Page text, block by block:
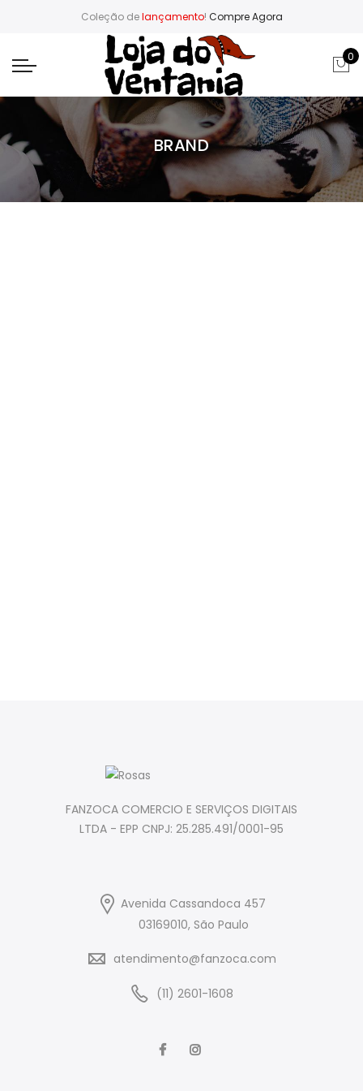
Coleção delançamento! Compre Agora
0
BRAND
FANZOCA COMERCIO E SERVIÇOS DIGITAIS
LTDA - EPP CNPJ: 25.285.491/0001-95
Avenida Cassandoca 457
03169010, São Paulo
atendimento@fanzoca.com
(11) 2601-1608